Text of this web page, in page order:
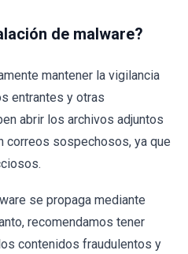
de malware?
mantener la vigilancia
entrantes y otras
abrir los archivos adjuntos
correos sospechosos, ya que
se propaga mediante
recomendamos tener
contenidos fraudulentos y